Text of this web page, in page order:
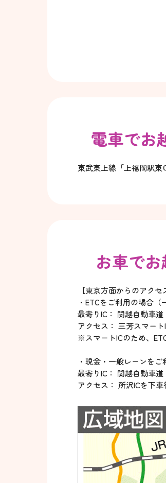
電車でお
東武東上線「上福岡駅東
お車で
【東京方面からのアクセ
・ETCをご利用の場合（
最寄りIC： 関越自動車道
アクセス： 三芳スマート
※スマートICのため、
・現金・一般レーンをご
最寄りIC： 関越自動車道
アクセス： 所沢ICを下